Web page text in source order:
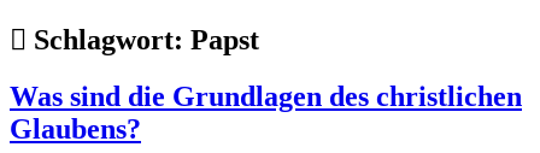
Schlagwort: Papst
Was sind die Grundlagen des christlichen
Glaubens?